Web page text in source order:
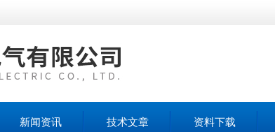
新闻资讯 技术文章 资料下载